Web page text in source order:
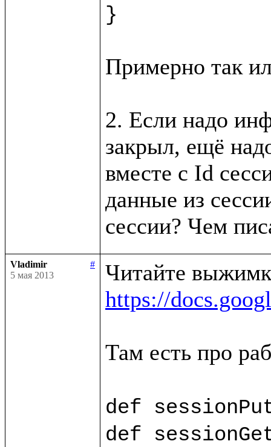
}
Примерно так
2. Если надо
закрыл, ещё
вместе с Id
данные из
Vladimir
#
5 мая 2013
https://
Там есть про
def
def